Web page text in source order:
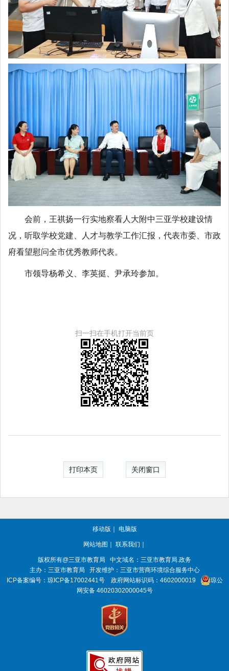
会前，王祺扬一行实地察看人大附中三亚学校建设情
况，听取学校党建、人才与教学工作汇报，代表市委、市政
府看望慰问全市优秀教师代表。
市领导杨希义、李英挺、尹承玲参加。
扫一扫在手机打开当前页
打印本页 关闭窗口
移动版 ｜ 电脑版
网站地图 ｜ 联系我们 ｜
版权所有@三亚市教育局
中文域名：三亚市教育局.政务
主办：三亚市教育局
开发维护：三亚市营商环境综合服务中心
ICP备案编号： 琼ICP备17002441号 政府网站标识码： 4602000019
琼公
网安备 46020302000045号